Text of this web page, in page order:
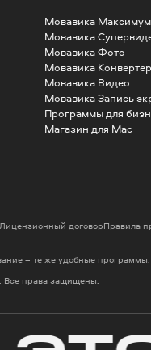
Мовавика Максимум
Мовавика
Мовавика Фото
Мовавика Конвертер
Мовавика Видео
Мовавика Запись
Программы для
Магазин для Mac
– те же удобные
права защищены.
Лицензионный договорПравила